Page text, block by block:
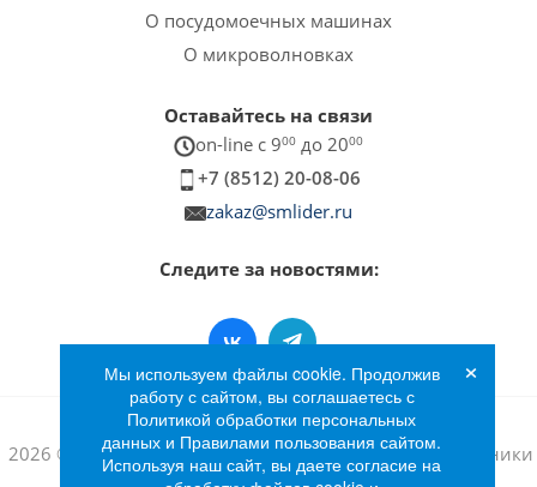
О посудомоечных машинах
О микроволновках
Оставайтесь на связи
on-line c 900 до 2000
+7 (8512) 20-08-06
zakaz@smlider.ru
Следите за новостями:
2026 © Интернет-магазин бытовой техники и электроники
«Лидер»
Мы используем файлы cookie. Продолжив
работу с сайтом, вы соглашаетесь с
Политикой обработки персональных
данных и Правилами пользования сайтом.
Используя наш сайт, вы даете согласие на
×